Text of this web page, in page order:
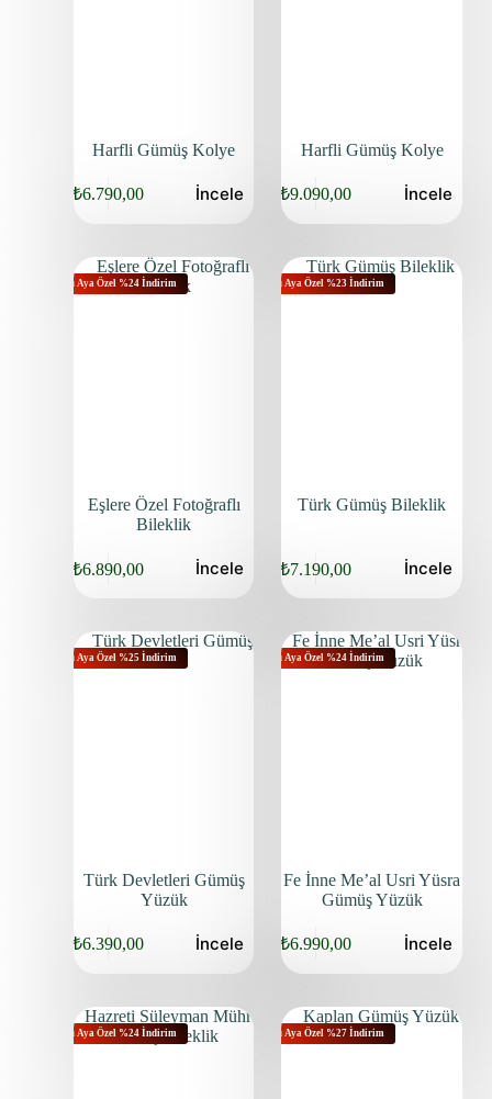
Harfli Gümüş Kolye
₺6.790,00 İncele
Harfli Gümüş Kolye
₺9.090,00 İncele
Bu Aya Özel %24 İndirim
Eşlere Özel Fotoğraflı
Bileklik
₺6.890,00 İncele
Bu Aya Özel %23 İndirim
Türk Gümüş Bileklik
₺7.190,00 İncele
Bu Aya Özel %25 İndirim
Türk Devletleri Gümüş
Yüzük
₺6.390,00 İncele
Bu Aya Özel %24 İndirim
Fe İnne Me’al Usri Yüsra
Gümüş Yüzük
₺6.990,00 İncele
Bu Aya Özel %24 İndirim Bu Aya Özel %27 İndirim